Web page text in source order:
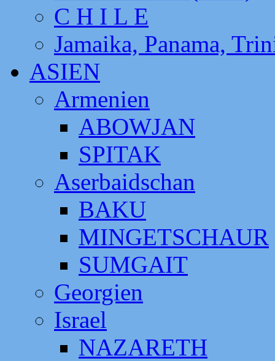
C H I L E
Jamaika, Panama,
ASIEN
Armenien
ABOWJAN
SPITAK
Aserbaidschan
BAKU
MINGETSCHAUR
SUMGAIT
Georgien
Israel
NAZARETH